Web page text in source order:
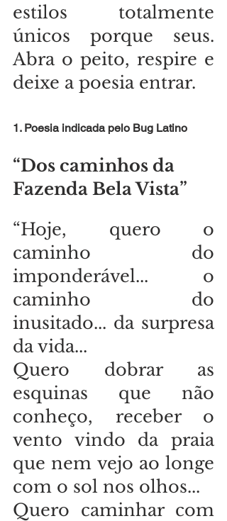
estilos totalmente
únicos porque seus.
Abra o peito, respire e
deixe a poesia entrar.
1. Poesia indicada pelo Bug Latino
“Dos caminhos da
Fazenda Bela Vista”
“Hoje, quero o
caminho do
imponderável... o
caminho do
inusitado... da surpresa
da vida...
Quero dobrar as
esquinas que não
conheço, receber o
vento vindo da praia
que nem vejo ao longe
com o sol nos olhos...
Quero caminhar com